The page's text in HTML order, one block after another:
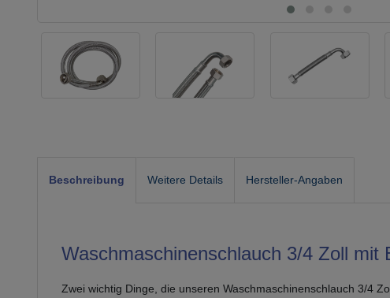
Beschreibung Weitere Details Hersteller-Angaben
Waschmaschinenschlauch 3/4 Zoll
Zwei wichtig Dinge, die unseren Waschmaschinenschlauch 3/4